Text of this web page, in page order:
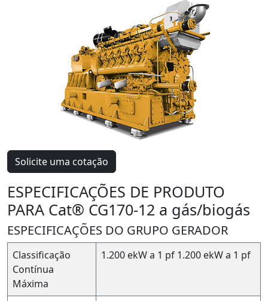
Solicite uma cotação
ESPECIFICAÇÕES DE PRODUTO
PARA Cat® CG170-12 a gás/biogás
ESPECIFICAÇÕES DO GRUPO GERADOR
Classificação
Contínua
Máxima
1.200 ekW a 1 pf 1.200 ekW a 1 pf